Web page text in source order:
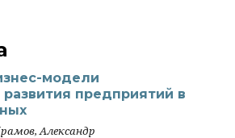
модели
предприятий в
Александр